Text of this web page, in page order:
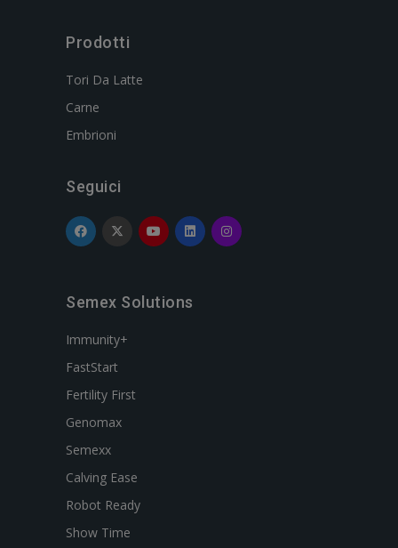
Prodotti
Tori Da Latte
Carne
Embrioni
Seguici
Semex Solutions
Immunity+
FastStart
Fertility First
Genomax
Semexx
Calving Ease
Robot Ready
Show Time